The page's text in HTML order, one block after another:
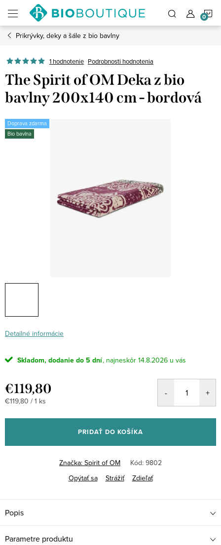
obsah
Prikrývky, deky a šále z bio bavlny
1 hodnotenie Podrobnosti hodnotenia
The Spirit of OM Deka z bio
bavlny 200x140 cm - bordová
Doprava zdarma
Bio bavlna
Detailné informácie
Skladom, dodanie do 5 dní 14.8.2026
€119,80
Jednotková
€119,80 / 1 ks
PRIDAŤ DO KOŠÍKA
Značka: Spirit of OM Kód: 9802
Opýtať sa
Strážiť Zdieľať
Popis
Parametre produktu